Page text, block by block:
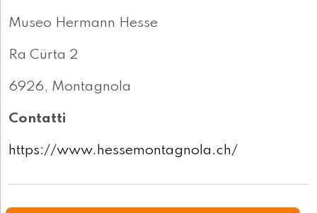
Museo Hermann Hesse
Ra Cürta 2
6926, Montagnola
Contatti
https://www.hessemontagnola.ch/